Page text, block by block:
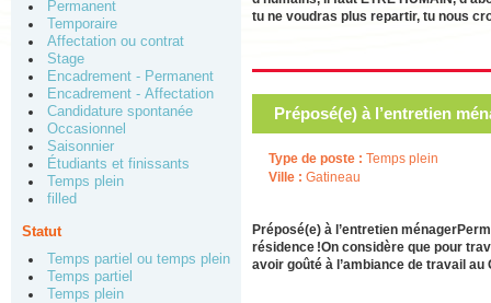
Permanent
Temporaire
Affectation ou contrat
Stage
Encadrement - Permanent
Encadrement - Affectation
Candidature spontanée
Occasionnel
Saisonnier
Étudiants et finissants
Temps plein
filled
Statut
Temps partiel ou temps plein
Temps partiel
Temps plein
tu ne voudras plus repartir, tu nous
Préposé(e) à l’entretien
Type de poste : Temps plein
Ville : Gatineau
Préposé(e) à l’entretien
résidence !On considère que pour
avoir goûté à l’ambiance de travail